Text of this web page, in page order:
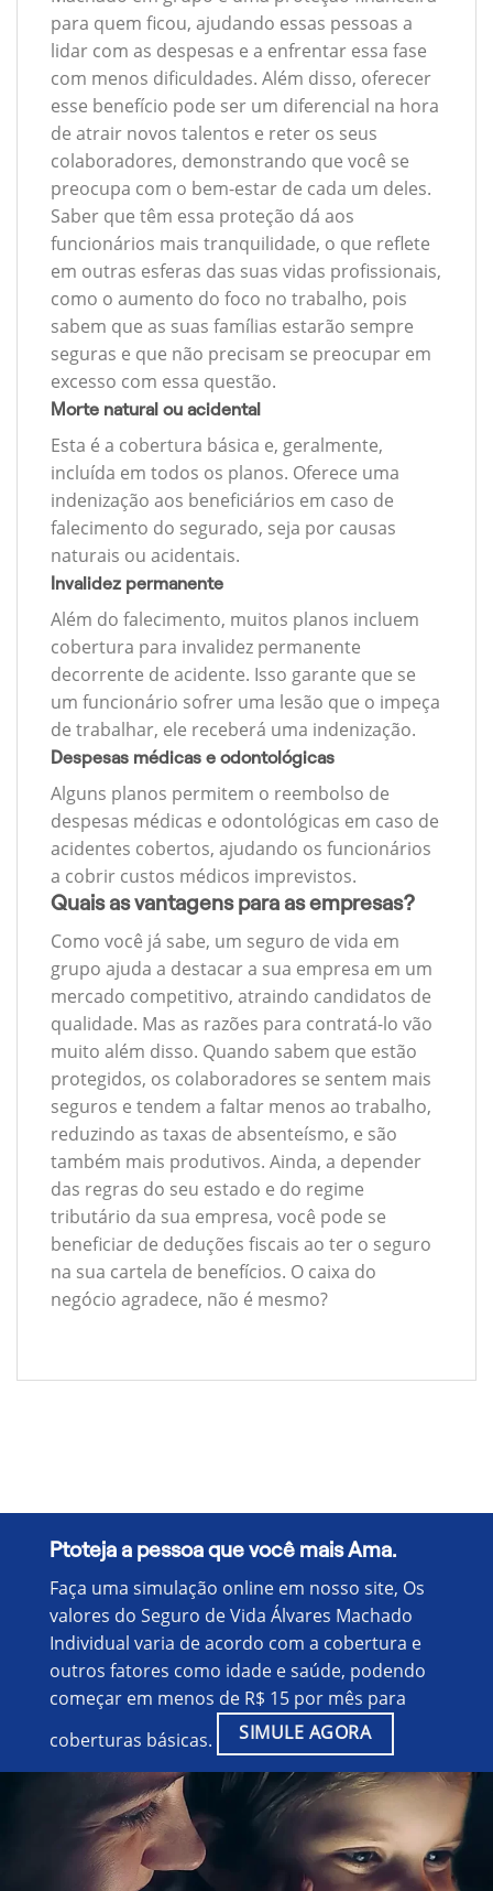
para quem ficou, ajudando essas pessoas a
lidar com as despesas e a enfrentar essa fase
com menos dificuldades. Além disso, oferecer
esse benefício pode ser um diferencial na hora
de atrair novos talentos e reter os seus
colaboradores, demonstrando que você se
preocupa com o bem-estar de cada um deles.
Saber que têm essa proteção dá aos
funcionários mais tranquilidade, o que reflete
em outras esferas das suas vidas profissionais,
como o aumento do foco no trabalho, pois
sabem que as suas famílias estarão sempre
seguras e que não precisam se preocupar em
excesso com essa questão.
Morte natural ou acidental
Esta é a cobertura básica e, geralmente,
incluída em todos os planos. Oferece uma
indenização aos beneficiários em caso de
falecimento do segurado, seja por causas
naturais ou acidentais.
Invalidez permanente
Além do falecimento, muitos planos incluem
cobertura para invalidez permanente
decorrente de acidente. Isso garante que se
um funcionário sofrer uma lesão que o impeça
de trabalhar, ele receberá uma indenização.
Despesas médicas e odontológicas
Alguns planos permitem o reembolso de
despesas médicas e odontológicas em caso de
acidentes cobertos, ajudando os funcionários
a cobrir custos médicos imprevistos.
Quais as vantagens para as empresas?
Como você já sabe, um seguro de vida em
grupo ajuda a destacar a sua empresa em um
mercado competitivo, atraindo candidatos de
qualidade. Mas as razões para contratá-lo vão
muito além disso. Quando sabem que estão
protegidos, os colaboradores se sentem mais
seguros e tendem a faltar menos ao trabalho,
reduzindo as taxas de absenteísmo, e são
também mais produtivos. Ainda, a depender
das regras do seu estado e do regime
tributário da sua empresa, você pode se
beneficiar de deduções fiscais ao ter o seguro
na sua cartela de benefícios. O caixa do
negócio agradece, não é mesmo?
Ptoteja a pessoa que você mais Ama.
Faça uma simulação online em nosso site, Os
valores do Seguro de Vida Álvares Machado
Individual varia de acordo com a cobertura e
outros fatores como idade e saúde, podendo
começar em menos de R$ 15 por mês para
coberturas básicas.
SIMULE AGORA